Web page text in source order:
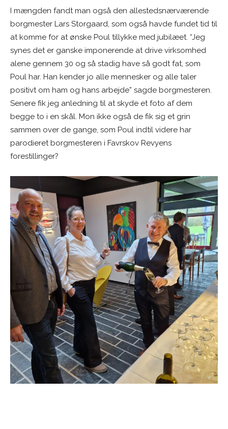
I mængden fandt man også den allestedsnærværende
borgmester Lars Storgaard, som også havde fundet tid til
at komme for at ønske Poul tillykke med jubilæet. “Jeg
synes det er ganske imponerende at drive virksomhed
alene gennem 30 og så stadig have så godt fat, som
Poul har. Han kender jo alle mennesker og alle taler
positivt om ham og hans arbejde” sagde borgmesteren.
Senere fik jeg anledning til at skyde et foto af dem
begge to i en skål. Mon ikke også de fik sig et grin
sammen over de gange, som Poul indtil videre har
parodieret borgmesteren i Favrskov Revyens
forestillinger?